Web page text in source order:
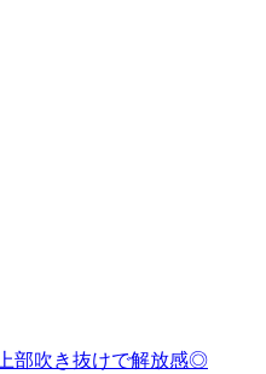
部吹き抜けで解放感◎